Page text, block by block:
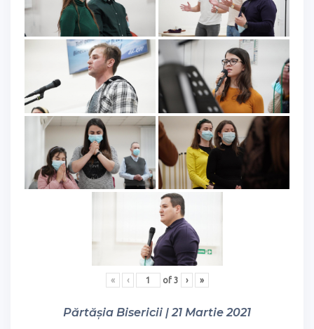
« ‹ of 3 › »
Părtășia Bisericii | 21 Martie 2021